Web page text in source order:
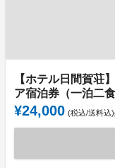
【ホテル日間賀
ア宿泊券（一泊二
¥24,000 (税込/送料込)